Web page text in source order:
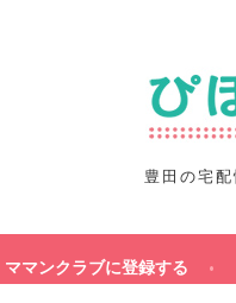
豊田の宅
ママンクラブに登録する